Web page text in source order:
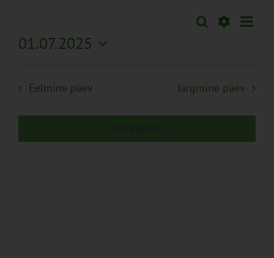
Sündmused
Navigation
Otsi Päev
01.07.2025
Eelmine päev Järgmine päev